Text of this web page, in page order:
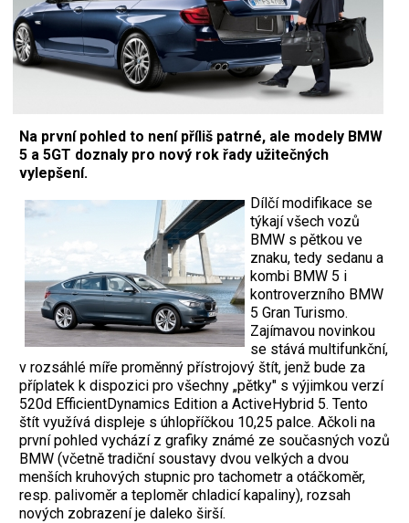
Na první pohled to není příliš patrné, ale modely BMW
5 a 5GT doznaly pro nový rok řady užitečných
vylepšení.
Dílčí modifikace se
týkají všech vozů
BMW s pětkou ve
znaku, tedy sedanu a
kombi BMW 5 i
kontroverzního BMW
5 Gran Turismo.
Zajímavou novinkou
se stává multifunkční,
v rozsáhlé míře proměnný přístrojový štít, jenž bude za
příplatek k dispozici pro všechny „pětky" s výjimkou verzí
520d EfficientDynamics Edition a ActiveHybrid 5. Tento
štít využívá displeje s úhlopříčkou 10,25 palce. Ačkoli na
první pohled vychází z grafiky známé ze současných vozů
BMW (včetně tradiční soustavy dvou velkých a dvou
menších kruhových stupnic pro tachometr a otáčkoměr,
resp. palivoměr a teploměr chladicí kapaliny), rozsah
nových zobrazení je daleko širší.